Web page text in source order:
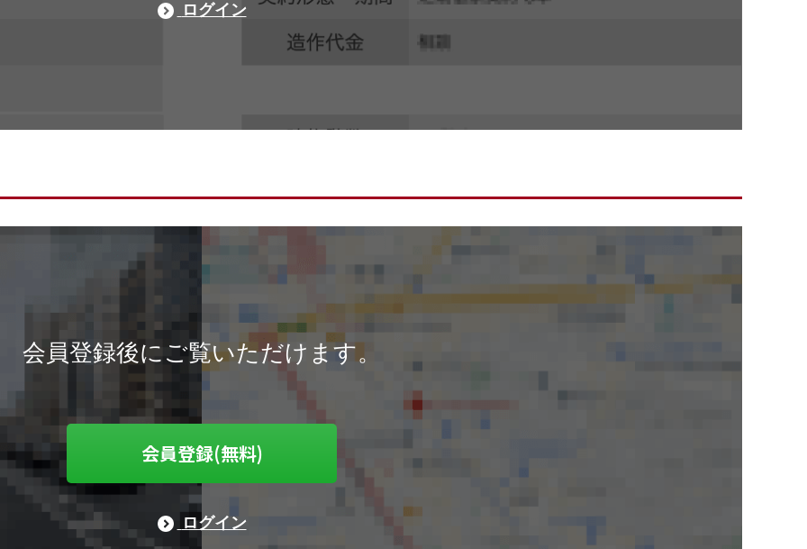
ログイン
会員登録後にご覧いただけます。
会員登録(無料)
ログイン